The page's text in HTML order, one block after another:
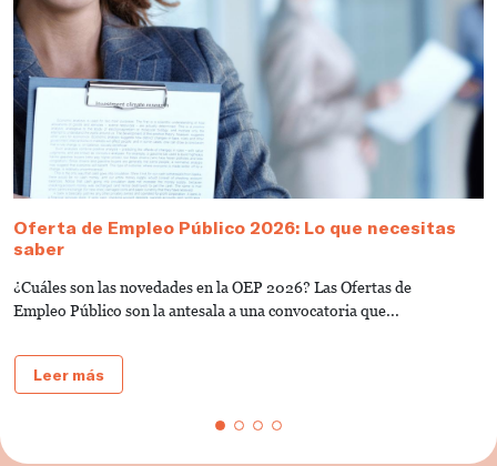
Oferta de Empleo Público 2026: Lo que necesitas
saber
¿Cuáles son las novedades en la OEP 2026? Las Ofertas de
Empleo Público son la antesala a una convocatoria que...
Leer más